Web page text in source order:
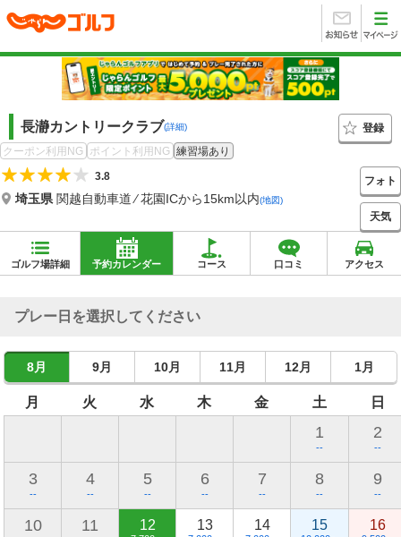
長瀞カントリークラブ(詳細)
登録
クーポン利用NG
ポイント利用NG 練習場あり
3.8
埼玉県 関越自動車道 ⁄ 花園ICから15km以内(地図)
フォト
天気
ゴルフ場詳細 予約カレンダー コース 口コミ アクセス
プレー日を選択してください
8月 9月 10月 11月 12月 1月
月 火 水 木 金 土 日
1
--
2
--
3
--
4
--
5
--
6
--
7
--
8
--
9
--
10 11 12 13 14 15 16